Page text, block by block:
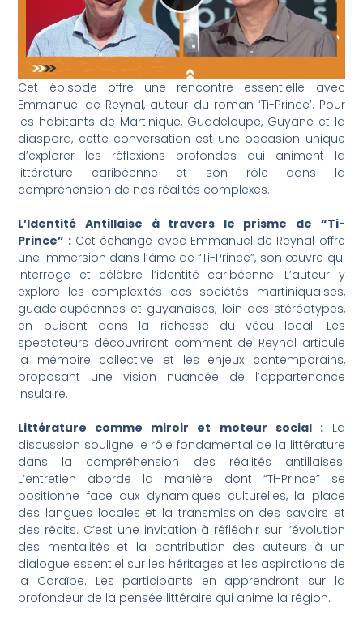
Cet épisode offre une rencontre essentielle avec
Emmanuel de Reynal, auteur du roman ‘Ti-Prince’. Pour
les habitants de Martinique, Guadeloupe, Guyane et la
diaspora, cette conversation est une occasion unique
d’explorer les réflexions profondes qui animent la
littérature caribéenne et son rôle dans la
compréhension de nos réalités complexes.
L’Identité Antillaise à travers le prisme de “Ti-
Prince” :Cet échange avec Emmanuel de Reynal offre
une immersion dans l’âme de “Ti-Prince”, son œuvre qui
interroge et célèbre l’identité caribéenne. L’auteur y
explore les complexités des sociétés martiniquaises,
guadeloupéennes et guyanaises, loin des stéréotypes,
en puisant dans la richesse du vécu local. Les
spectateurs découvriront comment de Reynal articule
la mémoire collective et les enjeux contemporains,
proposant une vision nuancée de l’appartenance
insulaire.
Littérature comme miroir et moteur social :La
discussion souligne le rôle fondamental de la littérature
dans la compréhension des réalités antillaises.
L’entretien aborde la manière dont “Ti-Prince” se
positionne face aux dynamiques culturelles, la place
des langues locales et la transmission des savoirs et
des récits. C’est une invitation à réfléchir sur l’évolution
des mentalités et la contribution des auteurs à un
dialogue essentiel sur les héritages et les aspirations de
la Caraïbe. Les participants en apprendront sur la
profondeur de la pensée littéraire qui anime la région.